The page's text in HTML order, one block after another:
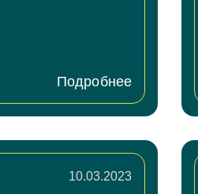
Подробнее
10.03.2023